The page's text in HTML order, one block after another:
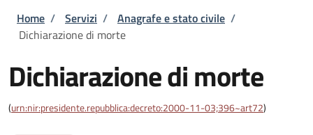
Briciole di pane
Home / Servizi / Anagrafe e stato civile /
Dichiarazione di morte
Dichiarazione di morte
(urn:nir:presidente.repubblica:decreto:2000-11-03;396~art72)